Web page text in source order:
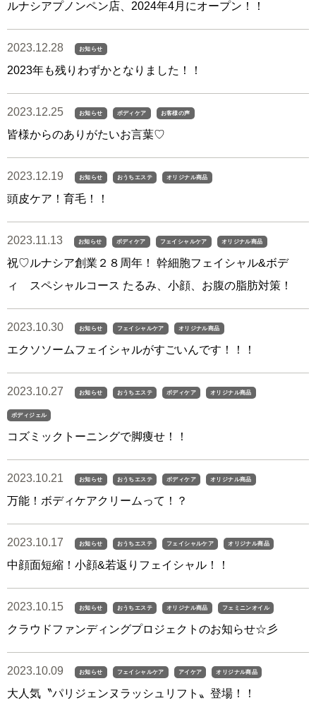
ルナシアプノンペン店、2024年4月にオープン！！
2023.12.28 お知らせ
2023年も残りわずかとなりました！！
2023.12.25 お知らせ ボディケア お客様の声
皆様からのありがたいお言葉♡
2023.12.19 お知らせ おうちエステ オリジナル商品
頭皮ケア！育毛！！
2023.11.13 お知らせ ボディケア フェイシャルケア オリジナル商品
祝♡ルナシア創業２８周年！ 幹細胞フェイシャル&ボデ
ィ スペシャルコース たるみ、小顔、お腹の脂肪対策！
2023.10.30 お知らせ フェイシャルケア オリジナル商品
エクソソームフェイシャルがすごいんです！！！
2023.10.27 お知らせ おうちエステ ボディケア オリジナル商品
ボディジェル
コズミックトーニングで脚痩せ！！
2023.10.21 お知らせ おうちエステ ボディケア オリジナル商品
万能！ボディケアクリームって！？
2023.10.17 お知らせ おうちエステ フェイシャルケア オリジナル商品
中顔面短縮！小顔&若返りフェイシャル！！
2023.10.15 お知らせ おうちエステ オリジナル商品 フェミニンオイル
クラウドファンディングプロジェクトのお知らせ☆彡
2023.10.09 お知らせ フェイシャルケア アイケア オリジナル商品
大人気〝パリジェンヌラッシュリフト〟登場！！